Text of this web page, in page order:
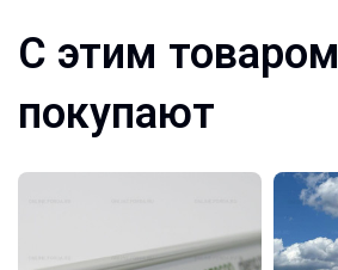
С этим товаром
покупают